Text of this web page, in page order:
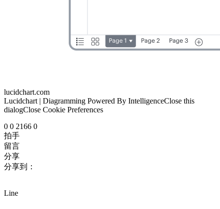
lucidchart.com
Lucidchart | Diagramming Powered By IntelligenceClose this
dialogClose Cookie Preferences
0 0 2166 0
拍手
留言
分享
分享到：
Line